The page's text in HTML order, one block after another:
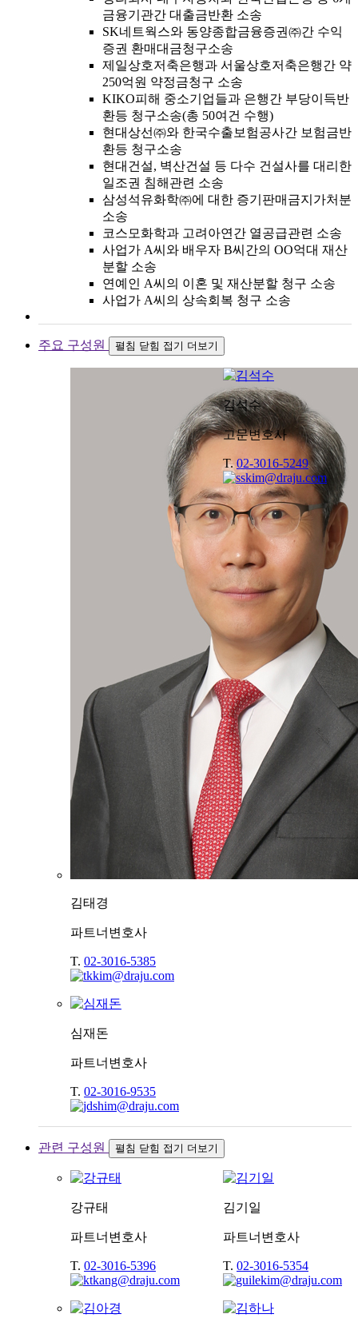
금융기관간 대출금반환 소송
SK네트웍스와 동양종합금융증권㈜간 수익
증권 환매대금청구소송
제일상호저축은행과 서울상호저축은행간 약
250억원 약정금청구 소송
KIKO피해 중소기업들과 은행간 부당이득반
환등 청구소송(총 50여건 수행)
현대상선㈜와 한국수출보험공사간 보험금반
환등 청구소송
현대건설, 벽산건설 등 다수 건설사를 대리한
일조권 침해관련 소송
삼성석유화학㈜에 대한 증기판매금지가처분
소송
코스모화학과 고려아연간 열공급관련 소송
사업가 A씨와 배우자 B씨간의 OO억대 재산
분할 소송
연예인 A씨의 이혼 및 재산분할 청구 소송
사업가 A씨의 상속회복 청구 소송
주요 구성원 펼침 닫힘 접기 더보기
김태경
파트너변호사
T. 02-3016-5385
김석수
고문변호사
T.02-3016-5249
심재돈
파트너변호사
T. 02-3016-9535
관련 구성원 펼침 닫힘 접기 더보기
강규태
파트너변호사
T. 02-3016-5396
김기일
파트너변호사
T. 02-3016-5354